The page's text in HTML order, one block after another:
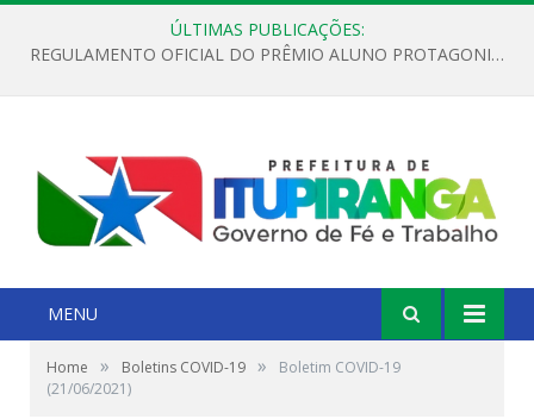
ÚLTIMAS PUBLICAÇÕES:
REGULAMENTO OFICIAL DO PRÊMIO ALUNO PROTAGONISTA – EDIÇÃO 2026
MENU
Home » Boletins COVID-19 »
Boletim COVID-19
(21/06/2021)